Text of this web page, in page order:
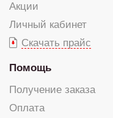
Акции
Личный кабинет
Скачать прайс
Помощь
Получение заказа
Оплата